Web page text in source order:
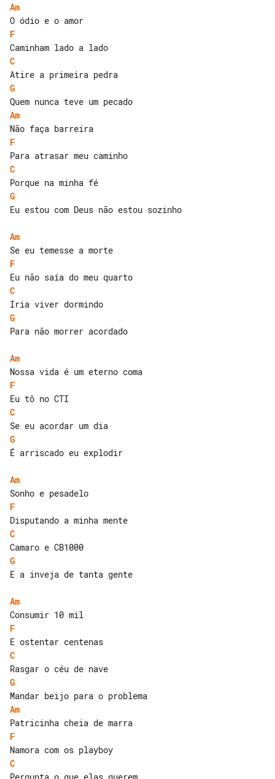
Am
F
C
G
Am
F
C
G
Eu estou com Deus não estou sozinho
Am
F
C
G
Para não morrer acordado
Am
F
C
G
É arriscado eu explodir
Am
F
C
G
E a inveja de tanta gente
Am
F
C
G
Am
F
C